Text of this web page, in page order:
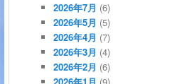
2026年7月 (6)
2026年5月 (5)
2026年4月 (7)
2026年3月 (4)
2026年2月 (6)